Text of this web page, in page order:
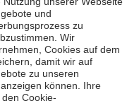
Spendenzertifikat
e.V.